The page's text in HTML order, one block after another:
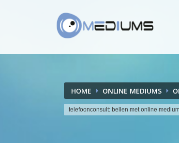
HOME ONLINE MEDIUMS
telefoonconsult: bellen met online